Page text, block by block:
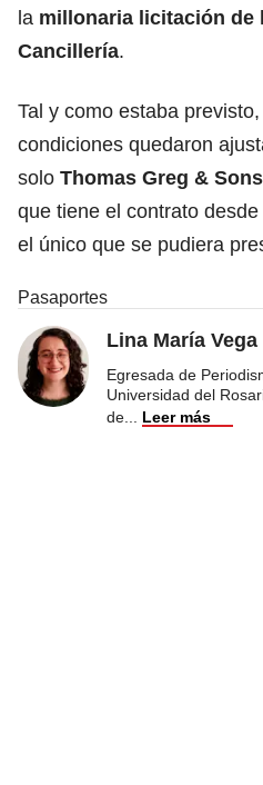
la millonaria licitación de
Cancillería.
Tal y como estaba
condiciones quedaron
solo Thomas Greg & Sons
que tiene el contrato
el único que se pudiera
Pasaportes
Lina María Vega
Egresada de
Universidad del
de
Leer más